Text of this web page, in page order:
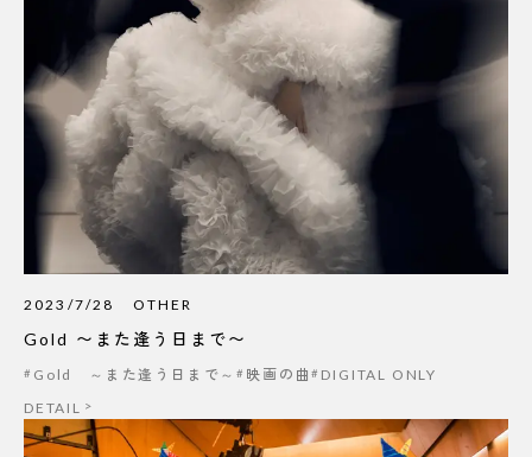
2023/7/28 OTHER
Gold 〜また逢う日まで〜
Gold ～また逢う日まで～ 映画の曲 DIGITAL ONLY
DETAIL